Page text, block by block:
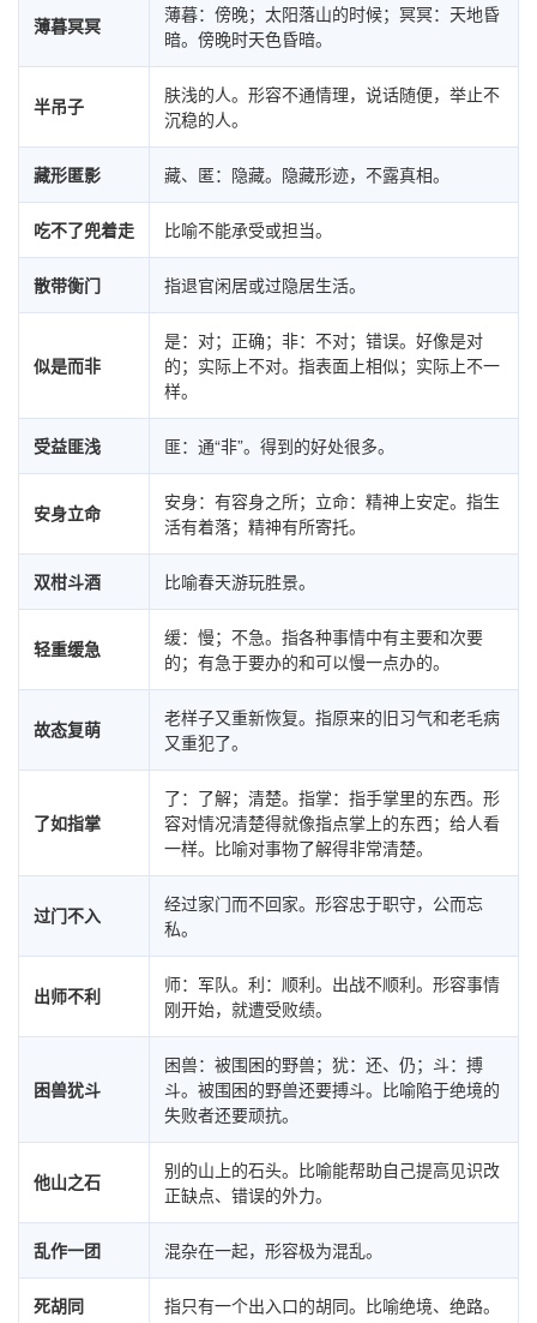
薄暮冥冥
薄暮：傍晚；太阳落山的时候；冥冥：天地昏
暗。傍晚时天色昏暗。
半吊子
肤浅的人。形容不通情理，说话随便，举止不
沉稳的人。
藏形匿影 藏、匿：隐藏。隐藏形迹，不露真相。
吃不了兜着走 比喻不能承受或担当。
散带衡门 指退官闲居或过隐居生活。
似是而非
是：对；正确；非：不对；错误。好像是对
的；实际上不对。指表面上相似；实际上不一
样。
受益匪浅 匪：通“非”。得到的好处很多。
安身立命
安身：有容身之所；立命：精神上安定。指生
活有着落；精神有所寄托。
双柑斗酒 比喻春天游玩胜景。
轻重缓急
缓：慢；不急。指各种事情中有主要和次要
的；有急于要办的和可以慢一点办的。
故态复萌
老样子又重新恢复。指原来的旧习气和老毛病
又重犯了。
了如指掌
了：了解；清楚。指掌：指手掌里的东西。形
容对情况清楚得就像指点掌上的东西；给人看
一样。比喻对事物了解得非常清楚。
过门不入
经过家门而不回家。形容忠于职守，公而忘
私。
出师不利
师：军队。利：顺利。出战不顺利。形容事情
刚开始，就遭受败绩。
困兽犹斗
困兽：被围困的野兽；犹：还、仍；斗：搏
斗。被围困的野兽还要搏斗。比喻陷于绝境的
失败者还要顽抗。
他山之石
别的山上的石头。比喻能帮助自己提高见识改
正缺点、错误的外力。
乱作一团 混杂在一起，形容极为混乱。
死胡同 指只有一个出入口的胡同。比喻绝境、绝路。